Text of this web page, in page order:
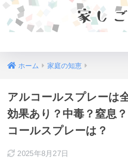
ホーム 家庭の知恵
アルコールスプレーは
効果あり？中毒？窒息
コールスプレーは？
2025年8月27日